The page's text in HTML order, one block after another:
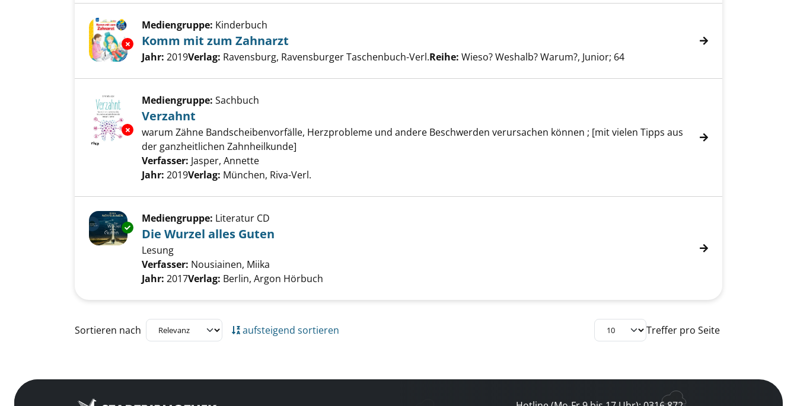
Exemplar-Details von Komm mit zum Zahnarzt anzeigen
Mediengruppe: Kinderbuch
Komm mit zum Zahnarzt
Suche nach diesem Verfasser
Jahr: 2019Verlag: Ravensburg, Ravensburger Taschenbuch-Verl.Reihe: Wieso? Weshalb? Warum?, Junior; 64
Exemplar-Details von Verzahnt anzeigen
Mediengruppe: Sachbuch
Verzahnt
warum Zähne Bandscheibenvorfälle, Herzprobleme und andere Beschwerden verursachen können ; [mit vielen Tipps aus
der ganzheitlichen Zahnheilkunde]
Verfasser: Jasper, Annette
Jahr: 2019Verlag: München, Riva-Verl.
Exemplar-Details von Die Wurzel alles Guten anzeigen
Mediengruppe: Literatur CD
Die Wurzel alles Guten
Lesung
Verfasser: Nousiainen, Miika
Jahr: 2017Verlag: Berlin, Argon Hörbuch
Zu den Suchfiltern springen
Sortieren nach aufsteigend sortieren Treffer pro Seite